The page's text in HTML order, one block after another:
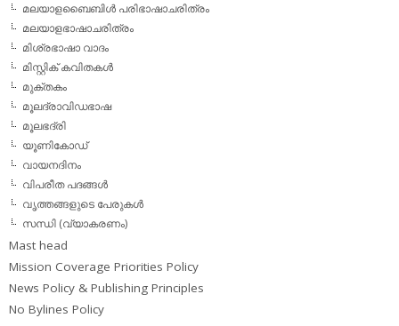
മലയാളബൈബിള്‍ പരിഭാഷാചരിത്രം
മലയാളഭാഷാചരിത്രം
മിശ്രഭാഷാ വാദം
മിസ്റ്റിക് കവിതകള്‍
മുക്തകം
മൂലദ്രാവിഡഭാഷ
മൂലഭദ്രി
യൂണികോഡ്
വായനദിനം
വിപരീത പദങ്ങള്‍
വൃത്തങ്ങളുടെ പേരുകള്‍
സന്ധി (വ്യാകരണം)
Mast head
Mission Coverage Priorities Policy
News Policy & Publishing Principles
No Bylines Policy